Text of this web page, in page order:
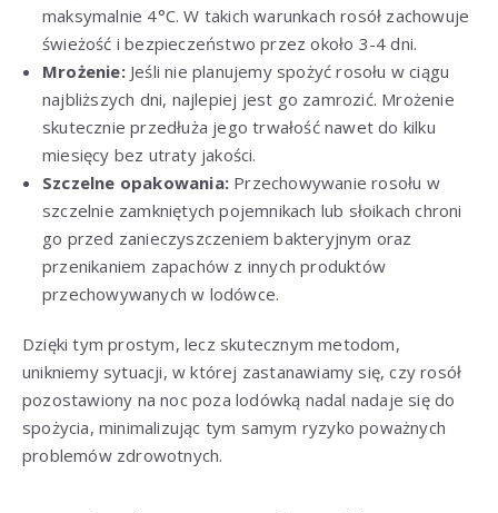
maksymalnie 4°C. W takich warunkach rosół zachowuje
świeżość i bezpieczeństwo przez około 3-4 dni.
Mrożenie:Jeśli nie planujemy spożyć rosołu w ciągu
najbliższych dni, najlepiej jest go zamrozić. Mrożenie
skutecznie przedłuża jego trwałość nawet do kilku
miesięcy bez utraty jakości.
Szczelne opakowania: Przechowywanie rosołu w
szczelnie zamkniętych pojemnikach lub słoikach chroni
go przed zanieczyszczeniem bakteryjnym oraz
przenikaniem zapachów z innych produktów
przechowywanych w lodówce.
Dzięki tym prostym, lecz skutecznym metodom,
unikniemy sytuacji, w której zastanawiamy się, czy rosół
pozostawiony na noc poza lodówką nadal nadaje się do
spożycia, minimalizując tym samym ryzyko poważnych
problemów zdrowotnych.